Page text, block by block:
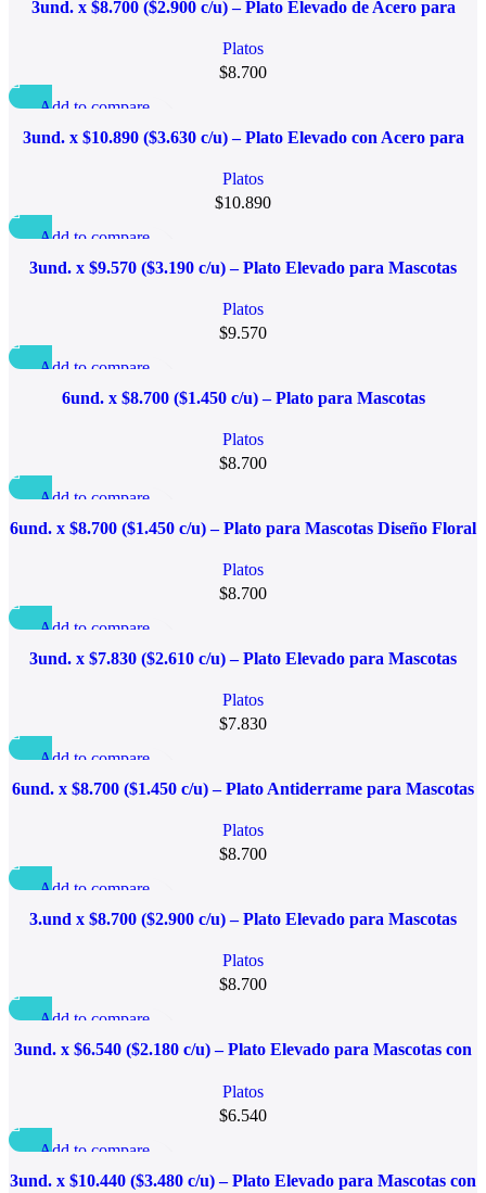
3und. x $8.700 ($2.900 c/u) – Plato Elevado de Acero para
Platos
$8.700
Add to compare
Quick view
3und. x $10.890 ($3.630 c/u) – Plato Elevado con Acero para
Platos
$10.890
Add to compare
Quick view
3und. x $9.570 ($3.190 c/u) – Plato Elevado para Mascotas
Platos
$9.570
Add to compare
Quick view
6und. x $8.700 ($1.450 c/u) – Plato para Mascotas
Platos
$8.700
Add to compare
Quick view
6und. x $8.700 ($1.450 c/u) – Plato para Mascotas Diseño Floral
Platos
$8.700
Add to compare
Quick view
3und. x $7.830 ($2.610 c/u) – Plato Elevado para Mascotas
Platos
$7.830
Add to compare
Quick view
6und. x $8.700 ($1.450 c/u) – Plato Antiderrame para Mascotas
Platos
$8.700
Add to compare
Quick view
3.und x $8.700 ($2.900 c/u) – Plato Elevado para Mascotas
Platos
$8.700
Add to compare
Quick view
3und. x $6.540 ($2.180 c/u) – Plato Elevado para Mascotas con
Platos
$6.540
Add to compare
Quick view
3und. x $10.440 ($3.480 c/u) – Plato Elevado para Mascotas con